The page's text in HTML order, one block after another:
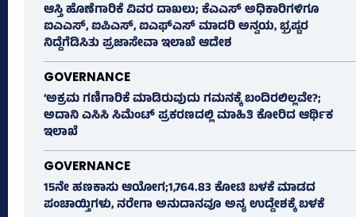
ಆಸ್ತಿ ಹೊಣೆಗಾರಿಕೆ ವಿವರ ದಾಖಲು; ಕೆಎಎಸ್ ಅಧಿಕಾರಿಗಳಿಗೂ
ಐಎಎಸ್‌, ಐಪಿಎಸ್‌, ಐಎಫ್‌ಎಸ್‌ ಮಾದರಿ ಅನ್ವಯ, ಭ್ರಷ್ಟರ
ನಿದ್ದೆಗೆಡಿಸಿತು ಪ್ರಜಾಸೇವಾ ಇಲಾಖೆ ಆದೇಶ
GOVERNANCE
‘ಅಕ್ರಮ ಗಣಿಗಾರಿಕೆ ಮಾಡಿರುವುದು ಗಮನಕ್ಕೆ ಬಂದಿರಲಿಲ್ಲವೇ?;
ಅದಾನಿ ಎಸಿಸಿ ಸಿಮೆಂಟ್ ಪ್ರಕರಣದಲ್ಲಿ ಮಾಹಿತಿ ಕೋರಿದ ಆರ್ಥಿಕ
ಇಲಾಖೆ
GOVERNANCE
15ನೇ ಹಣಕಾಸು ಆಯೋಗ;1,764.83 ಕೋಟಿ ಬಳಕೆ ಮಾಡದ
ಪಂಚಾಯ್ತಿಗಳು, ನರೇಗಾ ಅನುದಾನವೂ ಅನ್ಯ ಉದ್ದೇಶಕ್ಕೆ ಬಳಕೆ